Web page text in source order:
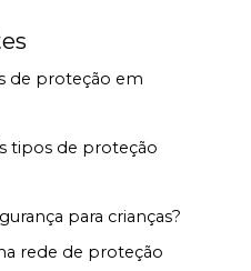
de proteção em
tipos de proteção
para crianças?
rede de proteção